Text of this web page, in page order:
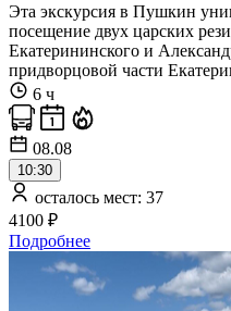
Эта экскурсия в Пушкин
посещение двух царских
Екатерининского и
придворцовой части
6 ч
08.08
10:30
осталось мест: 37
4100 ₽
Подробнее